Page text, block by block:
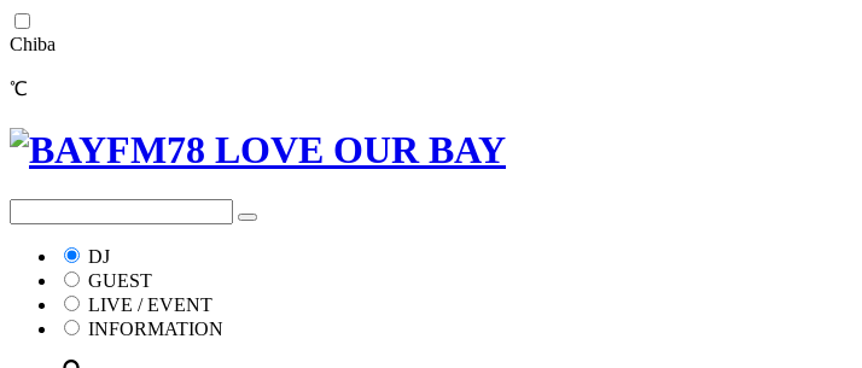
Chiba
℃
DJ
GUEST
LIVE / EVENT
INFORMATION